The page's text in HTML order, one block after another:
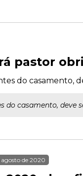
pastor
do casamento,
do casamento, deve
agosto de 2020